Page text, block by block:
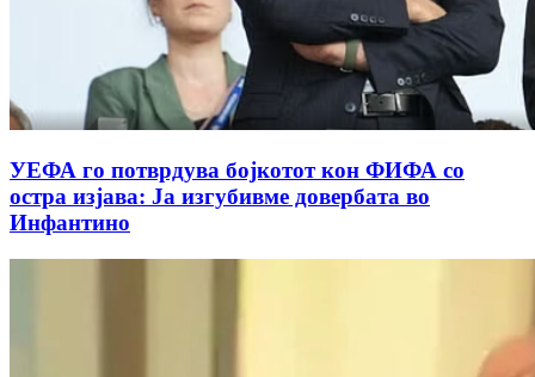
УЕФА го потврдува бојкотот кон ФИФА со
остра изјава: Ја изгубивме довербата во
Инфантино